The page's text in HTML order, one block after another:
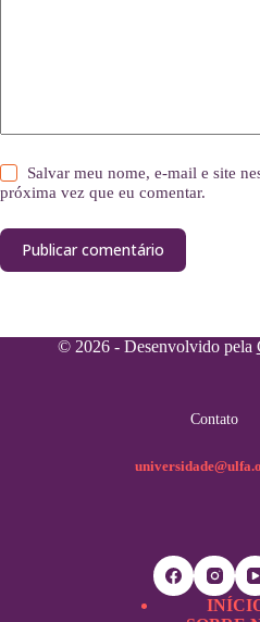
Salvar meu nome, e-mail e site
próxima vez que eu comentar.
Publicar comentário
© 2026 - Desenvolvido pela
Contato